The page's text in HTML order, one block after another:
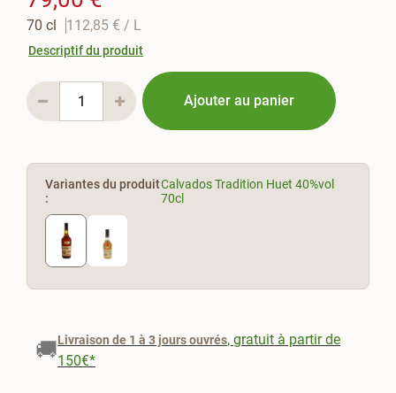
70 cl 112,85 € / L
Descriptif du produit
Ajouter au panier
Variantes du produit
:
Calvados Tradition Huet 40%vol
70cl
🚚Livraison de 1 à 3 jours ouvrés, gratuit à partir de
150€*